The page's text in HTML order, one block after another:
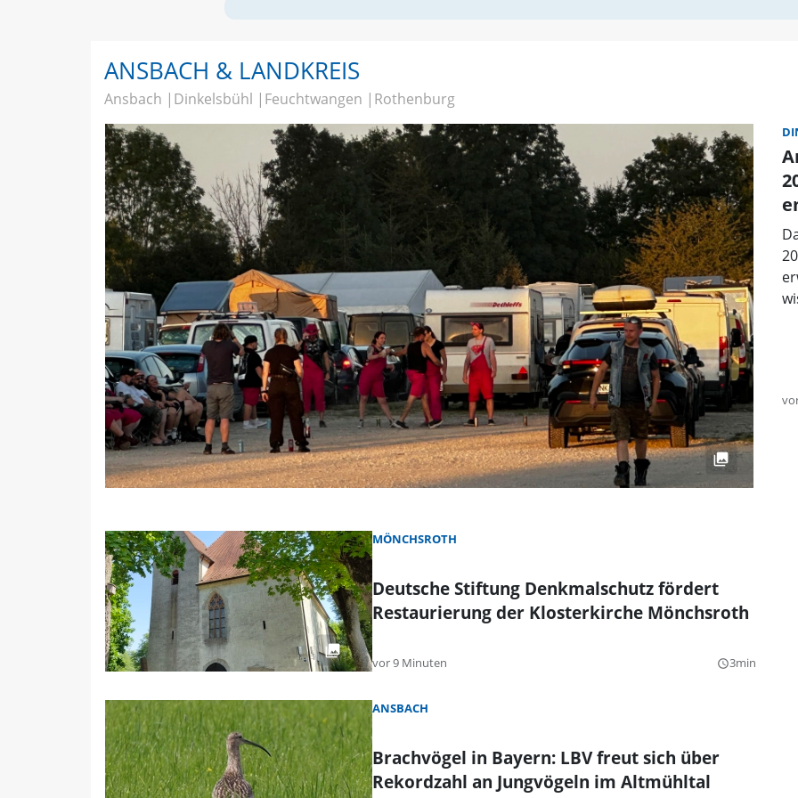
ANSBACH & LANDKREIS
Ansbach Dinkelsbühl Feuchtwangen Rothenburg
MÖNCHSROTH
Deutsche Stiftung Denkmalschutz fördert
Restaurierung der Klosterkirche Mönchsroth
vor 9 Minuten query_builder3min
ANSBACH
Brachvögel in Bayern: LBV freut sich über
Rekordzahl an Jungvögeln im Altmühltal